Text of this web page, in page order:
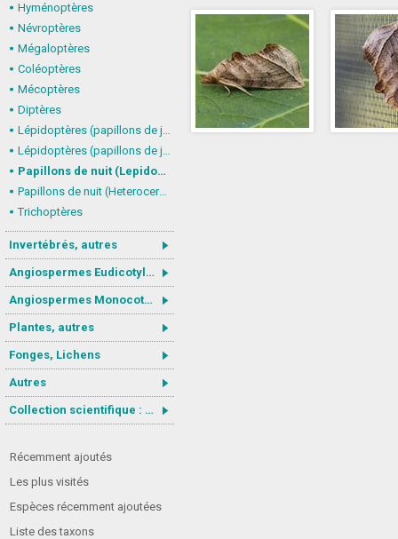
Hyménoptères
Névroptères
Mégaloptères
Coléoptères
Mécoptères
Diptères
Lépidoptères (papillons de jour) : nymphalidés
Lépidoptères (papillons de jour, Rhopalocera), autres
Papillons de nuit (Lepidoptera, Heterocera) : Noctuoidea
Papillons de nuit (Heterocera), autres
Trichoptères
Invertébrés, autres
Angiospermes Eudicotylédones
Angiospermes Monocotylédones
Plantes, autres
Fonges, Lichens
Autres
Collection scientifique : Gastrotricha
Récemment ajoutés
Les plus visités
Espèces récemment ajoutées
Liste des taxons